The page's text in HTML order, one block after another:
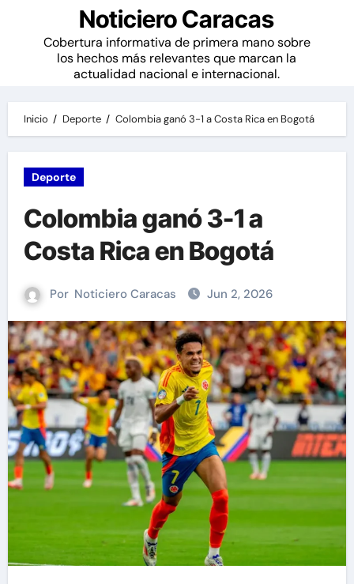
Noticiero Caracas
Cobertura informativa de primera mano sobre
los hechos más relevantes que marcan la
actualidad nacional e internacional.
Inicio Deporte Colombia ganó 3-1 a Costa Rica en Bogotá
Deporte
Colombia ganó 3-1 a
Costa Rica en Bogotá
Por Noticiero Caracas Jun 2, 2026